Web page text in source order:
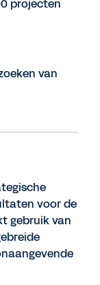
projecten
van
voor de
gebruik van